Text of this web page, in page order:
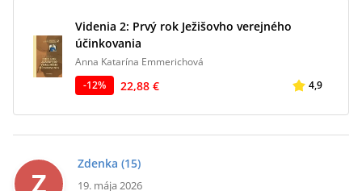
Videnia 2: Prvý rok Ježišovho verejného
účinkovania
Anna Katarína Emmerichová
-12% 22,88 € 4,9
Z
Zdenka (15)
19. mája 2026